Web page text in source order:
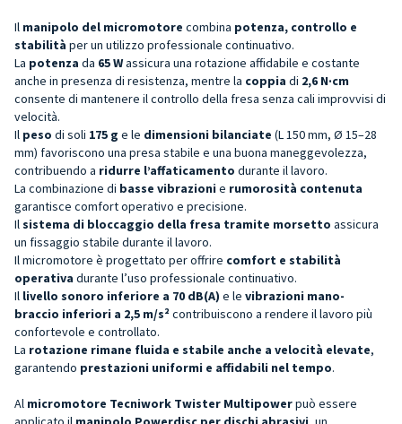
Il manipolo del micromotore combina potenza, controllo e
stabilità per un utilizzo professionale continuativo.
La potenza da 65 Wassicura una rotazione affidabile e costante
anche in presenza di resistenza, mentre la coppia di 2,6 N·cm
consente di mantenere il controllo della fresa senza cali improvvisi di
velocità.
Il peso di soli 175 g e le dimensioni bilanciate (L 150 mm, Ø 15–28
mm) favoriscono una presa stabile e una buona maneggevolezza,
contribuendo a ridurre l’affaticamento durante il lavoro.
La combinazione di basse vibrazioni e rumorosità contenuta
garantisce comfort operativo e precisione.
Il sistema di bloccaggio della fresa tramite morsetto assicura
un fissaggio stabile durante il lavoro.
Il micromotore è progettato per offrire comfort e stabilità
operativa durante l’uso professionale continuativo.
Il livello sonoro inferiore a 70 dB(A) e le vibrazioni mano-
braccio inferiori a 2,5 m/s²contribuiscono a rendere il lavoro più
confortevole e controllato.
La rotazione rimane fluida e stabile anche a velocità elevate,
garantendo prestazioni uniformi e affidabili nel tempo.
Al micromotore Tecniwork Twister Multipowerpuò essere